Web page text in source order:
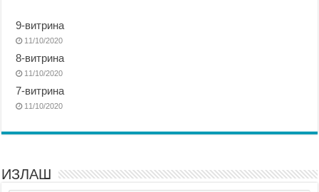
9-витрина
11/10/2020
8-витрина
11/10/2020
7-витрина
11/10/2020
ИЗЛАШ